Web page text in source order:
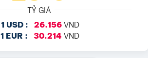
TỶ GIÁ
1 USD : 26.156VND
1 EUR : 30.214 VND